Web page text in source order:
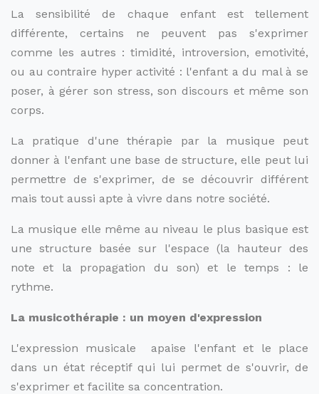
La sensibilité de chaque enfant est tellement
différente, certains ne peuvent pas s'exprimer
comme les autres : timidité, introversion, emotivité,
ou au contraire hyper activité : l'enfant a du mal à se
poser, à gérer son stress, son discours et même son
corps.
La pratique d'une thérapie par la musique peut
donner à l'enfant une base de structure, elle peut lui
permettre de s'exprimer, de se découvrir différent
mais tout aussi apte à vivre dans notre société.
La musique elle même au niveau le plus basique est
une structure basée sur l'espace (la hauteur des
note et la propagation du son) et le temps : le
rythme.
La musicothérapie : un moyen d'expression
L'expression musicale apaise l'enfant et le place
dans un état réceptif qui lui permet de s'ouvrir, de
s'exprimer et facilite sa concentration.